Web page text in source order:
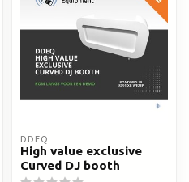
DDEQ
High value exclusive
Curved DJ booth